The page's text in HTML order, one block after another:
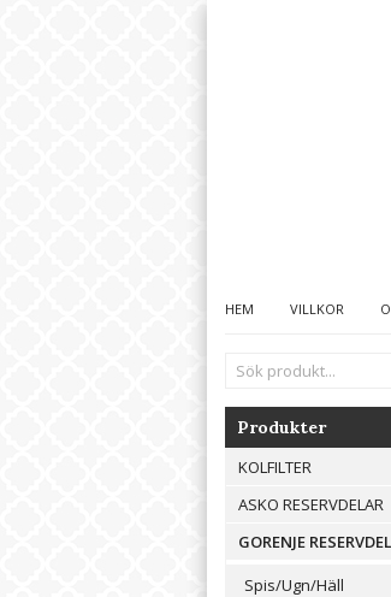
HEM VILLKOR
Produkter
KOLFILTER
ASKO RESERVDELAR
GORENJE
Spis/Ugn/Häll